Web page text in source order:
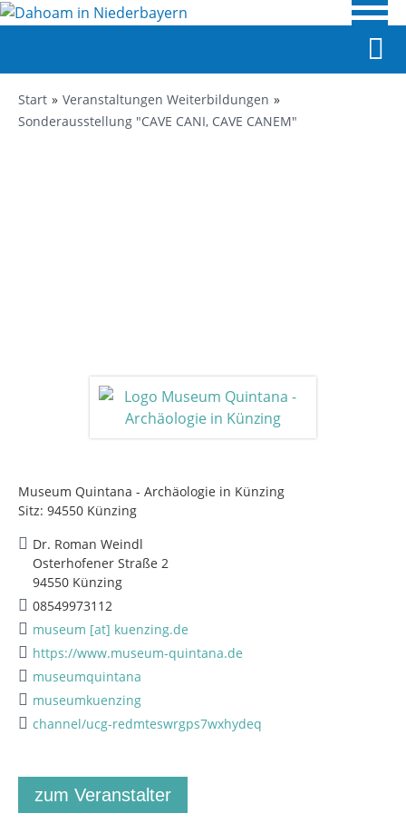
Start
Veranstaltungen Weiterbildungen
Sonderausstellung "CAVE CANI, CAVE CANEM"
Museum Quintana - Archäologie in Künzing
Sitz: 94550 Künzing
Dr. Roman Weindl
Osterhofener Straße 2
94550 Künzing
08549973112
museum [at] kuenzing.de
https://www.museum-quintana.de
museumquintana
museumkuenzing
channel/ucg-redmteswrgps7wxhydeq
zum Veranstalter